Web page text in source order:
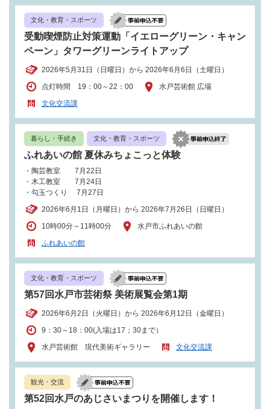
文化・教育・スポーツ
受動喫煙防止対策運動「イエローグリーン・キャン
ペーン」タワーグリーンライトアップ
2026年5月31日（日曜日）から 2026年6月6日（土曜日）
点灯時間 19：00～22：00
水戸芸術館 広場
文化交流課
暮らし・手続き 文化・教育・スポーツ
ふれあいの館 夏休みちょこっと体験
・陶芸教室 7月22日
・木工教室 7月24日
・勾玉つくり 7月27日
2026年6月1日（月曜日）から 2026年7月26日（日曜日）
10時00分～11時00分
水戸市ふれあいの館
ふれあいの館
文化・教育・スポーツ
第57回水戸市芸術祭 美術展覧会第1期
2026年6月2日（火曜日）から 2026年6月12日（金曜日）
9：30～18：00(入場は17；30まで）
水戸芸術館 現代美術ギャラリー
文化交流課
観光・交流
第52回水戸のあじさいまつりを開催します！